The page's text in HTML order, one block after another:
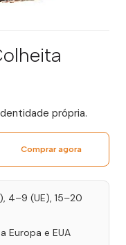
própria.
Comprar agora
4–9 (UE), 15–20
Europa e EUA